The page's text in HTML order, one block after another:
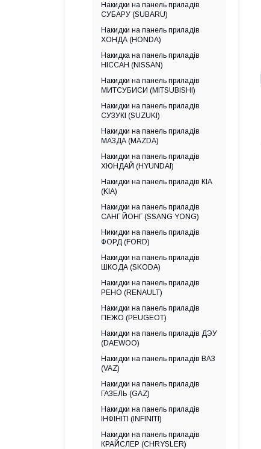
Накидки на панель приладів
СУБАРУ (SUBARU)
Накидки на панель приладів
ХОНДА (HONDA)
Накидка на панель приладів
НІССАН (NISSAN)
Накидки на панель приладів
МИТСУБИСИ (MITSUBISHI)
Накидки на панель приладів
СУЗУКІ (SUZUKI)
Накидки на панель приладів
МАЗДА (MAZDA)
Накидки на панель приладів
ХЮНДАЙ (HYUNDAI)
Накидки на панель приладів КІА
(KIA)
Накидки на панель приладів
САНГ ЙОНГ (SSANG YONG)
Никидки на панель приладів
ФОРД (FORD)
Накидки на панель приладів
ШКОДА (SKODA)
Накидки на панель приладів
РЕНО (RENAULT)
Накидки на панель приладів
ПЕЖО (PEUGEOT)
Накидки на панель приладів ДЭУ
(DAEWOO)
Накидки на панель приладів ВАЗ
(VAZ)
Накидки на панель приладів
ГАЗЕЛЬ (GAZ)
Накидки на панель приладів
ІНФІНІТІ (INFINITI)
Накидки на панель приладів
КРАЙСЛЕР (CHRYSLER)